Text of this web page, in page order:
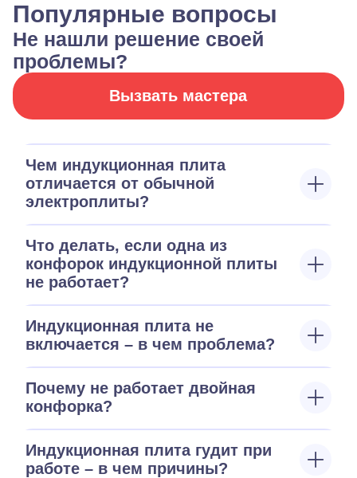
Популярные вопросы
Не нашли решение своей
проблемы?
Вызвать мастера
Чем индукционная плита
отличается от обычной
электроплиты?
Что делать, если одна из
конфорок индукционной плиты
не работает?
Индукционная плита не
включается – в чем проблема?
Почему не работает двойная
конфорка?
Индукционная плита гудит при
работе – в чем причины?